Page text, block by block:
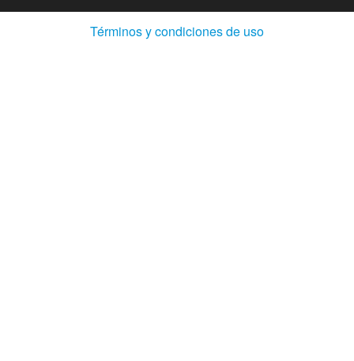
Términos y condiciones de uso(Abre